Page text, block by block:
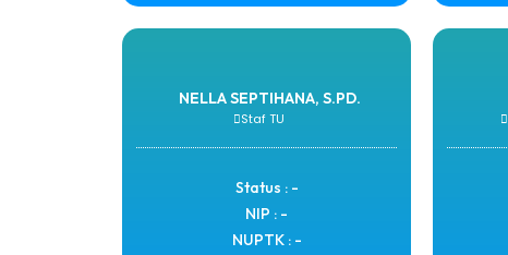
NELLA SEPTIHANA, S.PD.
Staf TU
Status : -
NIP : -
NUPTK : -